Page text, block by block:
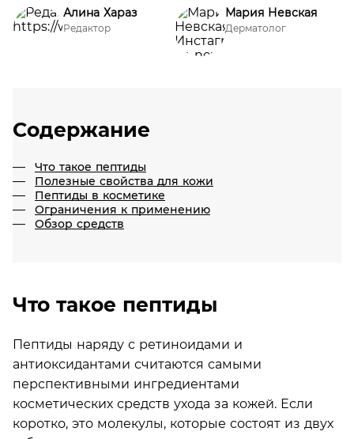
Алина Хараз
Редактор
Мария Невская
Дерматолог
Содержание
Что такое пептиды
Полезные свойства для кожи
Пептиды в косметике
Ограничения к применению
Обзор средств
Что такое пептиды
Пептиды наряду с ретиноидами и
антиоксидантами считаются самыми
перспективными ингредиентами
косметических средств ухода за кожей. Если
коротко, это молекулы, которые состоят из двух